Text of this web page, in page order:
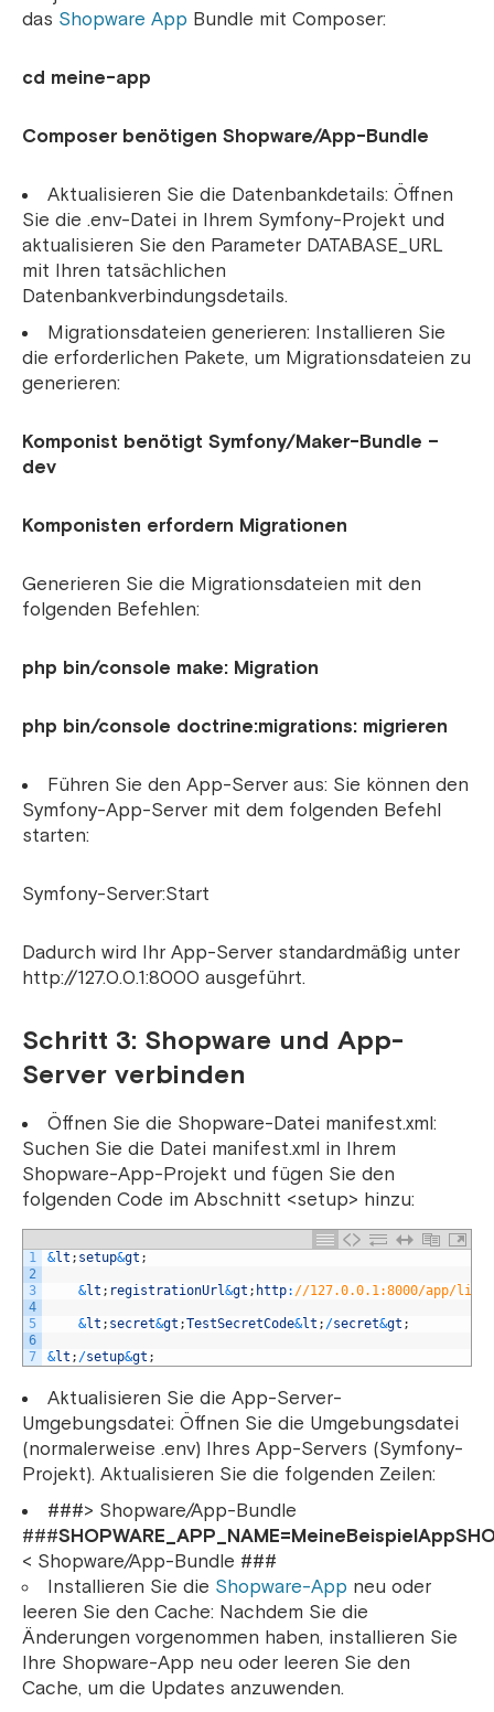
das Shopware App Bundle mit Composer:
cd meine-app
Composer benötigen Shopware/App-Bundle
Aktualisieren Sie die Datenbankdetails: Öffnen
Sie die .env-Datei in Ihrem Symfony-Projekt und
aktualisieren Sie den Parameter DATABASE_URL
mit Ihren tatsächlichen
Datenbankverbindungsdetails.
Migrationsdateien generieren: Installieren Sie
die erforderlichen Pakete, um Migrationsdateien zu
generieren:
Komponist benötigt Symfony/Maker-Bundle –
dev
Komponisten erfordern Migrationen
Generieren Sie die Migrationsdateien mit den
folgenden Befehlen:
php bin/console make: Migration
php bin/console doctrine:migrations: migrieren
Führen Sie den App-Server aus: Sie können den
Symfony-App-Server mit dem folgenden Befehl
starten:
Symfony-Server:Start
Dadurch wird Ihr App-Server standardmäßig unter
http://127.0.0.1:8000 ausgeführt.
Schritt 3: Shopware und App-
Server verbinden
Öffnen Sie die Shopware-Datei manifest.xml:
Suchen Sie die Datei manifest.xml in Ihrem
Shopware-App-Projekt und fügen Sie den
folgenden Code im Abschnitt <setup> hinzu:
1
2
3
4
5
6
7
&lt ; setup&gt ;
&lt ; registrationUrl&gt ; http: //127.0.0.1:8000/app/
&lt ; secret&gt ;TestSecretCode&lt ; /secret&gt ;
&lt ; /setup&gt ;
Aktualisieren Sie die App-Server-
Umgebungsdatei: Öffnen Sie die Umgebungsdatei
(normalerweise .env) Ihres App-Servers (Symfony-
Projekt). Aktualisieren Sie die folgenden Zeilen:
###> Shopware/App-Bundle
###SHOPWARE_APP_NAME=MeineBeispielApp
< Shopware/App-Bundle ###
Installieren Sie die Shopware-App neu oder
leeren Sie den Cache: Nachdem Sie die
Änderungen vorgenommen haben, installieren Sie
Ihre Shopware-App neu oder leeren Sie den
Cache, um die Updates anzuwenden.